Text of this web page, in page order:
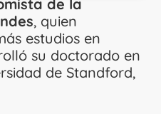
de la
, quien
estudios en
su doctorado en
de Standford,